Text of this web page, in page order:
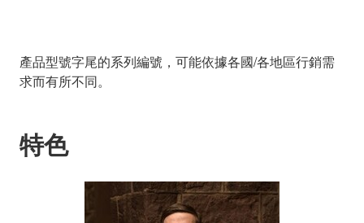
產品型號字尾的系列編號，可能依據各國/各地區行銷需
求而有所不同。
特色